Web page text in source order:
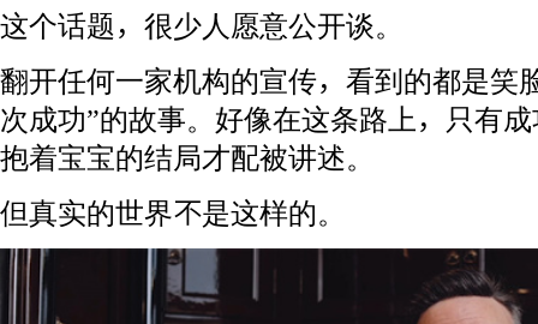
这个话题，很少人愿意公开谈。
翻开任何一家机构的宣传，看到的都是笑
次成功”的故事。好像在这条路上，只有
抱着宝宝的结局才配被讲述。
但真实的世界不是这样的。